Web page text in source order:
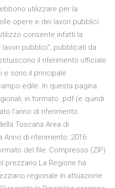
utilizzare per la
opere e dei lavori pubblici
consente infatti la
pubblici", pubblicati da
il riferimento ufficiale
e sono il principale
edile. In questa pagina
in formato .pdf (e quindi
l'anno di riferimento.
Toscana Area di
Anno di riferimento: 2016
del file: Compresso (ZIP)
prezzario La Regione ha
regionale in attuazione